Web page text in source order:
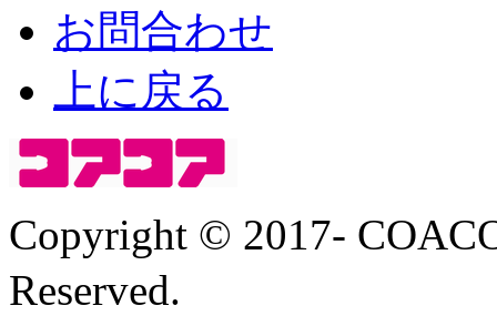
お問合わせ
上に戻る
Copyright © 2017-
Reserved.